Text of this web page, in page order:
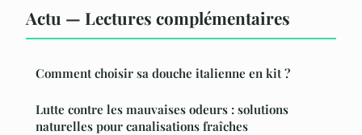
Actu — Lectures complémentaires
Comment choisir sa douche italienne en kit ?
Lutte contre les mauvaises odeurs : solutions
naturelles pour canalisations fraîches